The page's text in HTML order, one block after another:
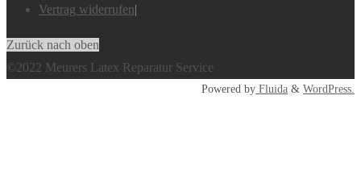
Vertrag widerrufen|
Zurück nach oben
©2022 Meurers Latex Reparatur Service
Powered by Fluida & WordPress.